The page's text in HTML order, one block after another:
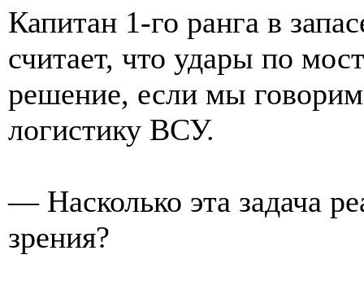
Капитан 1-го ранга в
считает, что удары по
решение, если мы
логистику ВСУ.
— Насколько эта задача
зрения?